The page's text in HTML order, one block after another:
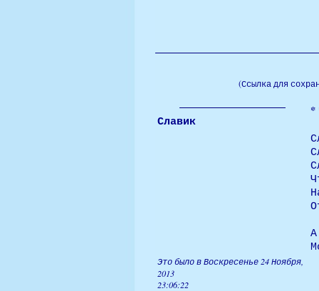
(Ссылка для
Славик
*
А
Это было в Воскресенье 24 Ноября,
2013
23:06:22